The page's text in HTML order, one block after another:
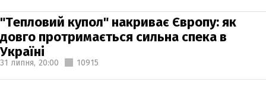
"Тепловий купол" накриває Європу: як
довго протримається сильна спека в
Україні
31 липня, 20:00 10915